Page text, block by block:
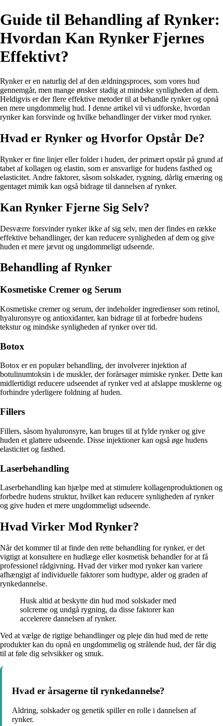
Guide til Behandling af Rynker:
Hvordan Kan Rynker Fjernes
Effektivt?
Rynker er en naturlig del af den ældningsproces, som vores hud
gennemgår, men mange ønsker stadig at mindske synligheden af dem.
Heldigvis er der flere effektive metoder til at behandle rynker og opnå
en mere ungdommelig hud. I denne artikel vil vi udforske, hvordan
rynker kan forsvinde og hvilke behandlinger der virker mod rynker.
Hvad er Rynker og Hvorfor Opstår De?
Rynker er fine linjer eller folder i huden, der primært opstår på grund af
tabet af kollagen og elastin, som er ansvarlige for hudens fasthed og
elasticitet. Andre faktorer, såsom solskader, rygning, dårlig ernæring og
gentaget mimik kan også bidrage til dannelsen af rynker.
Kan Rynker Fjerne Sig Selv?
Desværre forsvinder rynker ikke af sig selv, men der findes en række
effektive behandlinger, der kan reducere synligheden af dem og give
huden et mere jævnt og ungdommeligt udseende.
Behandling af Rynker
Kosmetiske Cremer og Serum
Kosmetiske cremer og serum, der indeholder ingredienser som retinol,
hyaluronsyre og antioxidanter, kan bidrage til at forbedre hudens
tekstur og mindske synligheden af rynker over tid.
Botox
Botox er en populær behandling, der involverer injektion af
botulinumtoksin i de muskler, der forårsager mimiske rynker. Dette kan
midlertidigt reducere udseendet af rynker ved at afslappe musklerne og
forhindre yderligere foldning af huden.
Fillers
Fillers, såsom hyaluronsyre, kan bruges til at fylde rynker og give
huden et glattere udseende. Disse injektioner kan også øge hudens
elasticitet og fasthed.
Laserbehandling
Laserbehandling kan hjælpe med at stimulere kollagenproduktionen og
forbedre hudens struktur, hvilket kan reducere synligheden af rynker
og give huden et mere ungdommeligt udseende.
Hvad Virker Mod Rynker?
Når det kommer til at finde den rette behandling for rynker, er det
vigtigt at konsultere en hudlæge eller kosmetisk behandler for at få
professionel rådgivning. Hvad der virker mod rynker kan variere
afhængigt af individuelle faktorer som hudtype, alder og graden af
rynkedannelse.
Husk altid at beskytte din hud mod solskader med
solcreme og undgå rygning, da disse faktorer kan
accelerere dannelsen af rynker.
Ved at vælge de rigtige behandlinger og pleje din hud med de rette
produkter kan du opnå en ungdommelig og strålende hud, der får dig
til at føle dig selvsikker og smuk.
Hvad er årsagerne til rynkedannelse?
Aldring, solskader og genetik spiller en rolle i dannelsen af
rynker.